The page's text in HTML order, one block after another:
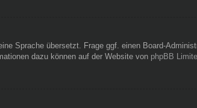
Sprache übersetzt. Frage ggf. einen Board-
dazu können auf der Website von phpBB